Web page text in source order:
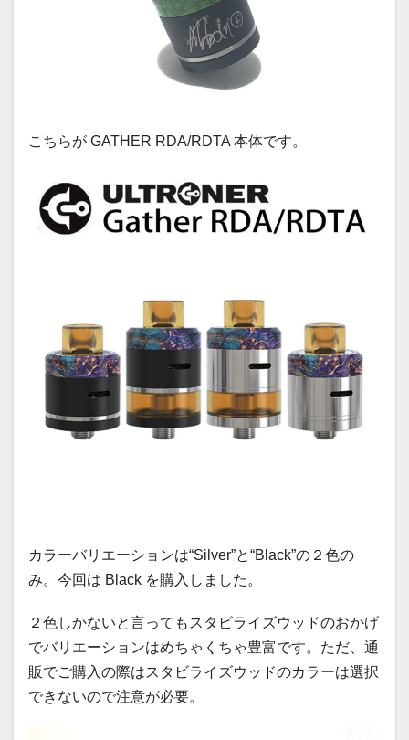
こちらが GATHER RDA/RDTA 本体です。
カラーバリエーションは“Silver”と“Black”の２色の
み。今回は Black を購入しました。
２色しかないと言ってもスタビライズウッドのおかげ
でバリエーションはめちゃくちゃ豊富です。ただ、通
販でご購入の際はスタビライズウッドのカラーは選択
できないので注意が必要。